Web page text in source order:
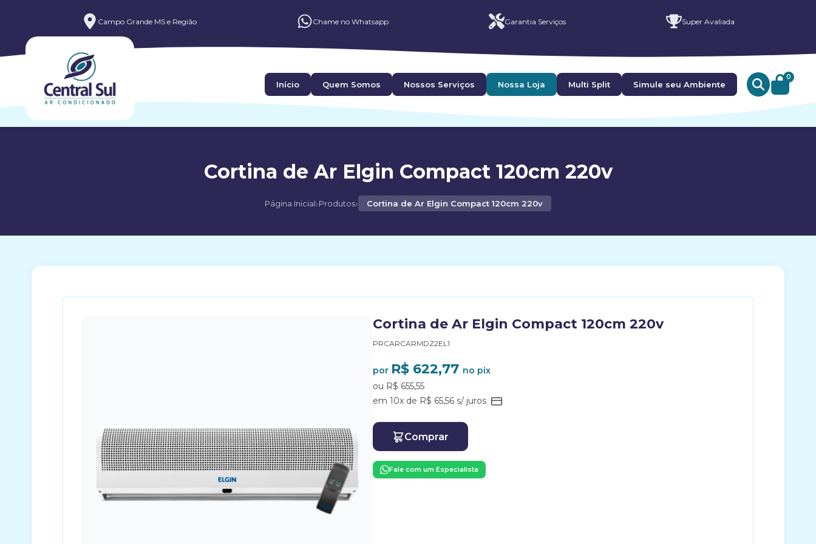
Campo Grande MS e Região Chame no Whatsapp Garantia Serviços Super Avaliada
Início Quem Somos Nossos Serviços Nossa Loja Multi Split Simule seu Ambiente
0
Cortina de Ar Elgin Compact 120cm 220v
Página Inicial›Produtos› Cortina de Ar Elgin Compact 120cm 220v
Cortina de Ar Elgin Compact 120cm 220v
PRCARCARMDZ2EL1
por R$ 622,77 no pix
ou R$ 655,55
em 10x de R$ 65,56 s/ juros
Comprar
Fale com um Especialista